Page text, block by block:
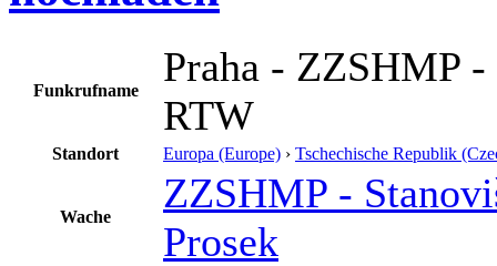
Funkrufname
Praha - ZZSHMP -
RTW
Standort Europa (Europe) › Tschechische Republik
Wache
ZZSHMP -
Prosek